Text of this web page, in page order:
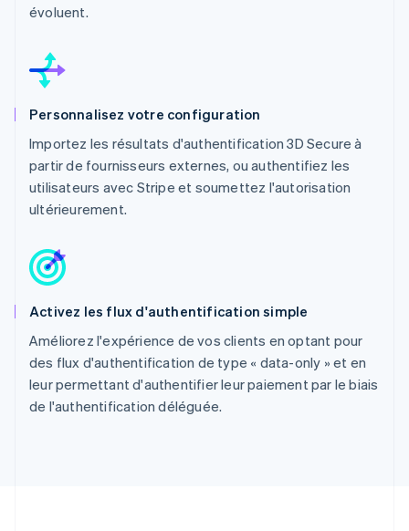
évoluent.
Personnalisez votre configuration
Importez les résultats d'authentification 3D Secure à
partir de fournisseurs externes, ou authentifiez les
utilisateurs avec Stripe et soumettez l'autorisation
ultérieurement.
Activez les flux d'authentification simple
Améliorez l'expérience de vos clients en optant pour
des flux d'authentification de type « data-only » et en
leur permettant d'authentifier leur paiement par le biais
de l'authentification déléguée.